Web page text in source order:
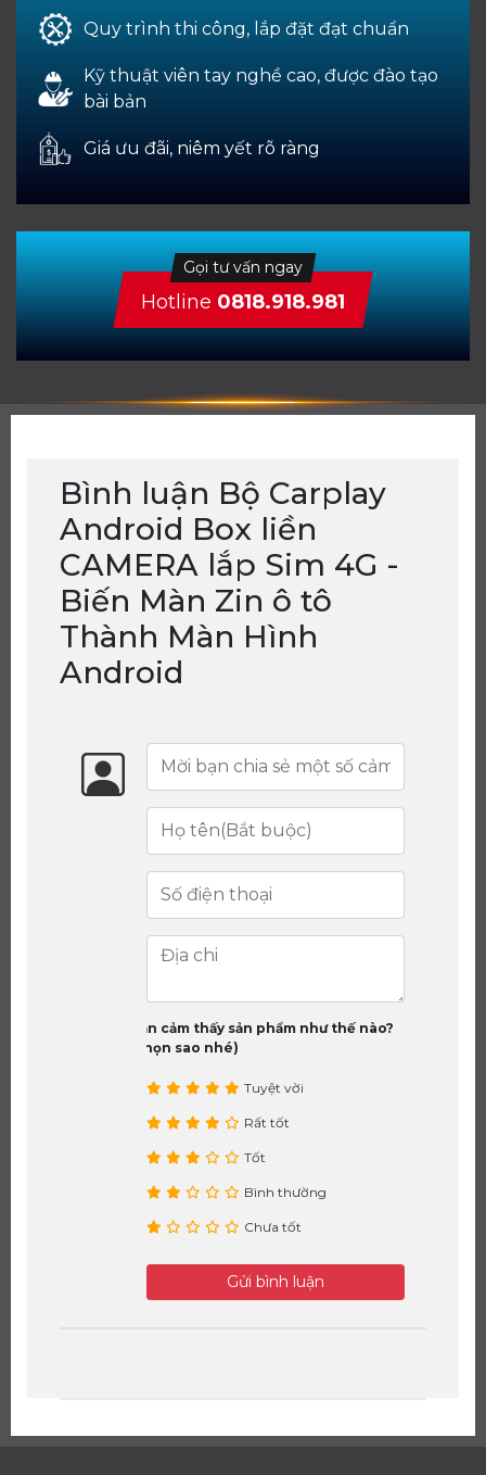
Quy trình thi công, lắp đặt đạt chuẩn
Kỹ thuật viên tay nghề cao, được đào tạo
bài bản
Giá ưu đãi, niêm yết rõ ràng
Gọi tư vấn ngay
Hotline 0818.918.981
Bình luận Bộ Carplay
Android Box liền
CAMERA lắp Sim 4G -
Biến Màn Zin ô tô
Thành Màn Hình
Android
Bạn cảm thấy sản phẩm như thế nào?
(chọn sao nhé)
Tuyệt vời
Rất tốt
Tốt
Bình thường
Chưa tốt
Gửi bình luận